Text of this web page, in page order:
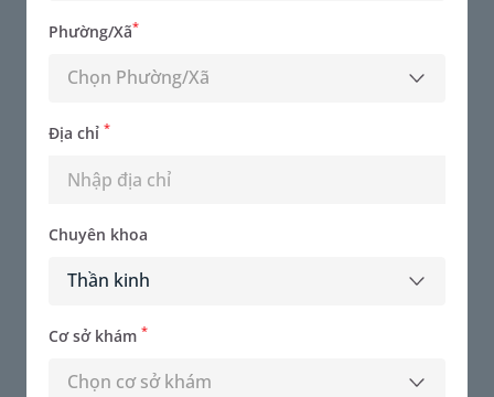
ThS.BS Bùi Thị Thanh
Phường/Xã*
Chọn Phường/Xã
Địa chỉ *
Chuyên khoa
Thần kinh
Cơ sở khám *
Chọn cơ sở khám